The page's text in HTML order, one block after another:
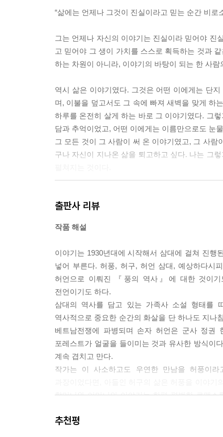
“삶에는 언제나 그것이 진실이라고 믿는 순간 비로
그는 언제나 자신의 이야기는 진실이라 믿어야 진
고 믿어야 그 생이 가치를 스스로 획득하는 것과
하는 차원이 아니라, 이야기의 바탕이 되는 한 사
역시 삶은 이야기였다. 그것은 어떤 이에게는 단
며, 이불을 덮고서도 그 속에 빠져 새벽을 맞게 하
하루를 온전히 살게 하는 바로 그 이야기였다. 그
담과 추억이었고, 어떤 이에게는 이름만으로도 눈
그 모든 것이 그 사람이 써 온 이야기였고, 그 사
구나 자신이 지나온 삶을 퇴고하고 싶다. 나는 그
출판사 리뷰
작품 해설
이야기는 1930년대에 시작해서 삼대에 걸쳐 진행
넣어 부른다. 허풍, 허구, 허언 삼대, 예상하다
허언으로 이뤄진 『풍의 역사』에 대한 것이
전언이기도 하다.
삼대의 역사를 담고 있는 가족사 소설 형태를
역사적으로 중요한 순간의 화살을 단 하나도 지나
베트남전쟁에 파병되며 손자 허언은 군사 정
포레스트가 얼굴을 들이미는 것과 유사한 방식이
계속 겹치고 만다.
작가는 이 사소하고도 우연한 만남을 허풍이
할머니와 어머니의 이야기는 한편 평범한 로맨
『풍의 역사』는 작가 최민석의 입담으로 시작
추천평